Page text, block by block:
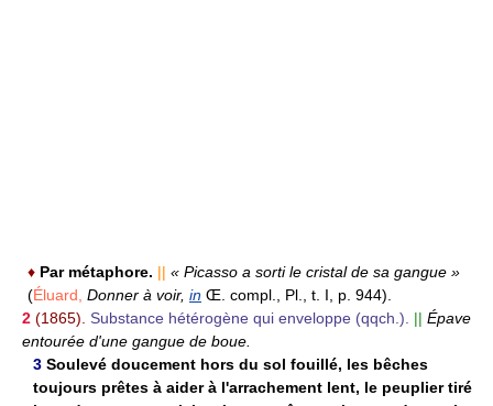
♦ Par métaphore. || « Picasso a sorti le cristal de sa gangue »
(Éluard, Donner à voir, in Œ. compl., Pl., t. I, p. 944).
2 (1865). Substance hétérogène qui enveloppe (qqch.). || Épave
entourée d'une gangue de boue.
3 Soulevé doucement hors du sol fouillé, les bêches
toujours prêtes à aider à l'arrachement lent, le peuplier tiré